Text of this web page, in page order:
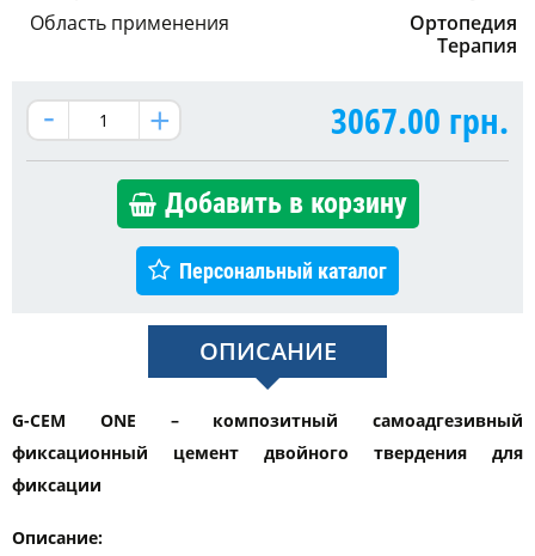
Область применения
Ортопедия
Терапия
3067.00 грн.
Добавить в корзину
Персональный каталог
ОПИСАНИЕ
G-CEM ONE – композитный самоадгезивный
фиксационный цемент двойного твердения для
фиксации
Описание: